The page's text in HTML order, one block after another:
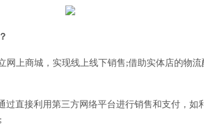
上商城，实现线上线下销售;借助实体店的物流
直接利用第三方网络平台进行销售和支付，如